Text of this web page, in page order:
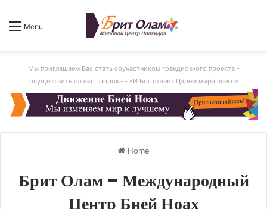
Menu
Мы приглашаем Вас стать соучастником грандиозного проекта -
осуществить слова Пророка - «И Бог станет Царем мира всего»
Home
Брит Олам – Международный
Центр Бней Ноах